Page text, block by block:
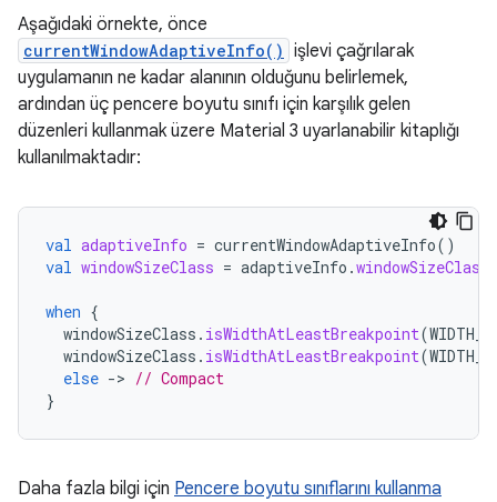
Aşağıdaki örnekte, önce
currentWindowAdaptiveInfo() işlevi çağrılarak
uygulamanın ne kadar alanının olduğunu belirlemek,
ardından üç pencere boyutu sınıfı için karşılık gelen
düzenleri kullanmak üzere Material 3 uyarlanabilir kitaplığı
kullanılmaktadır:
val adaptiveInfo = currentWindowAdaptiveInfo()
val windowSizeClass = adaptiveInfo .windowSizeClass
when {
windowSizeClass . isWidthAtLeastBreakpoint(
windowSizeClass . isWidthAtLeastBreakpoint(
else -> // Compact
}
Daha fazla bilgi için Pencere boyutu sınıflarını kullanma